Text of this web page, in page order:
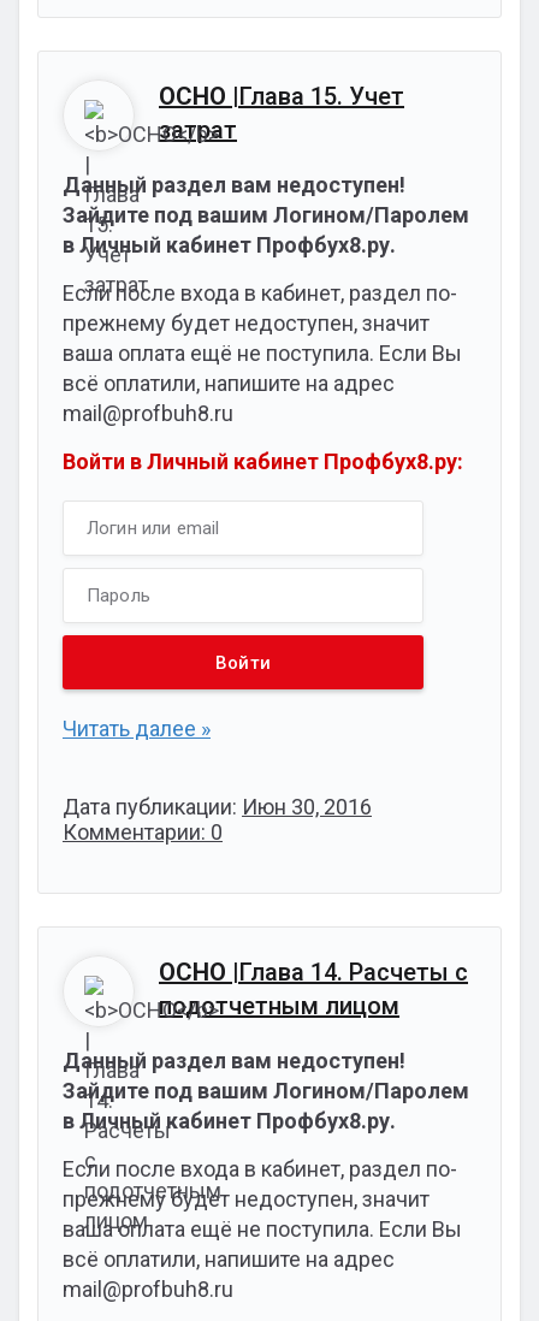
ОСНО |Глава 15. Учет
затрат
Данный раздел вам недоступен!
Зайдите под вашим Логином/Паролем
в Личный кабинет Профбух8.ру.
Если после входа в кабинет, раздел по-
прежнему будет недоступен, значит
ваша оплата ещё не поступила. Если Вы
всё оплатили, напишите на адрес
mail@profbuh8.ru
Войти в Личный кабинет Профбух8.ру:
Читать далее »
Дата публикации: Июн 30, 2016
Комментарии: 0
ОСНО |Глава 14. Расчеты с
подотчетным лицом
Данный раздел вам недоступен!
Зайдите под вашим Логином/Паролем
в Личный кабинет Профбух8.ру.
Если после входа в кабинет, раздел по-
прежнему будет недоступен, значит
ваша оплата ещё не поступила. Если Вы
всё оплатили, напишите на адрес
mail@profbuh8.ru